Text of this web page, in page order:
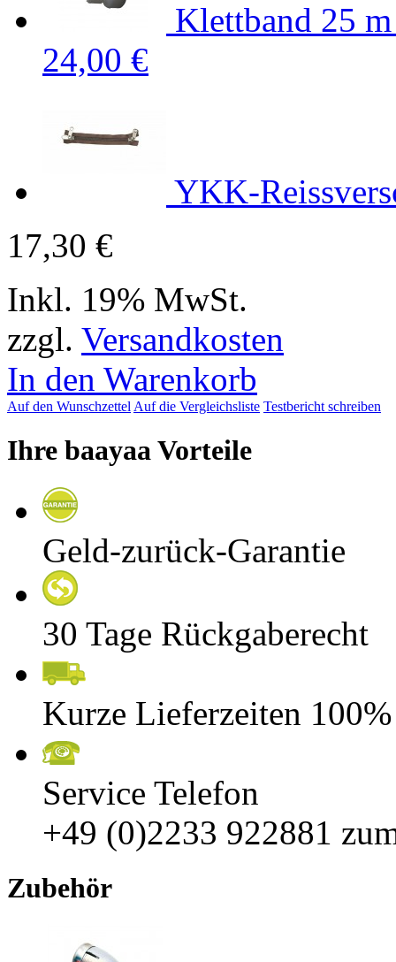
Klettband 25
24,00 €
YKK-
17,30 €
Inkl. 19% MwSt.
zzgl. Versandkosten
In den Warenkorb
Auf den Wunschzettel Auf die Vergleichsliste Testbericht schreiben
Ihre baayaa Vorteile
Geld-zurück-Garantie
30 Tage Rückgaberecht
Kurze Lieferzeiten
Service Telefon
+49 (0)2233 922881
Zubehör